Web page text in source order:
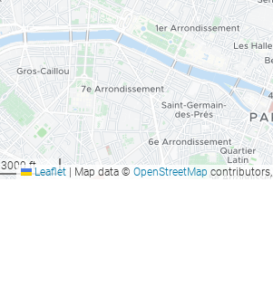
3000 ftLeaflet Map data © OpenStreetMap contributors,